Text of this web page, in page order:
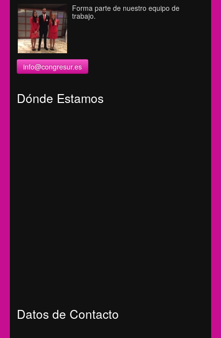
Forma parte de nuestro equipo de
trabajo.
info@congresur.es
Dónde Estamos
Datos de Contacto